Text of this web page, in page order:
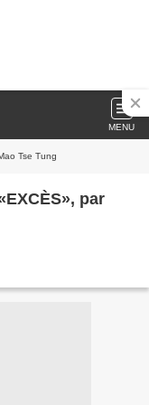
MENU
Tse Tung
par